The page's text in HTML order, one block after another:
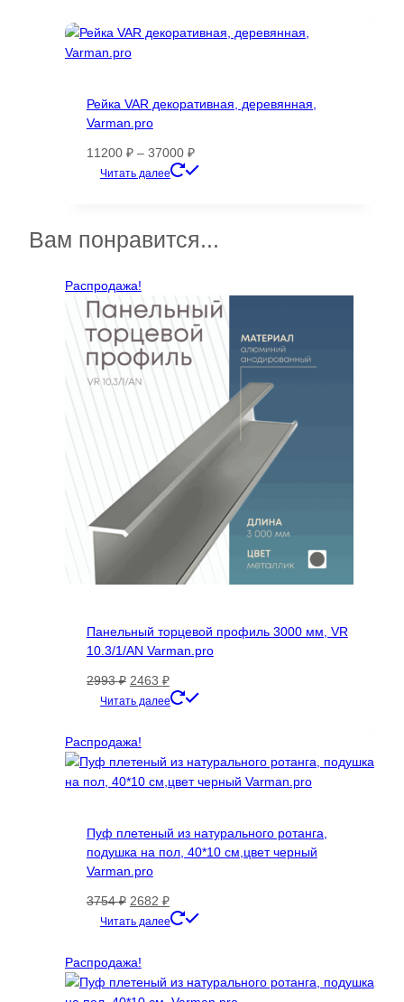
имеет
можно
Рейка VAR декоративная, деревянная,
Varman.pro
11200 ₽ – 37000 ₽Диапазон
цен:
37000 ₽
Читать далее
вариаций.
выбрать
странице
товара.
Вам понравится...
Распродажа!
Панельный торцевой профиль 3000 мм, VR
10.3/1/AN Varman.pro
2993₽ Первоначальная
цена
2993 ₽.
2463 ₽Текущая
цена:
Читать далее
несколько
вариаций.
выбрать
на
Распродажа!
Пуф плетеный из натурального ротанга,
подушка на пол, 40*10 см,цвет черный
Varman.pro
3754₽ Первоначальная
цена
3754 ₽.
2682 ₽Текущая
цена:
Читать далее
Распродажа!